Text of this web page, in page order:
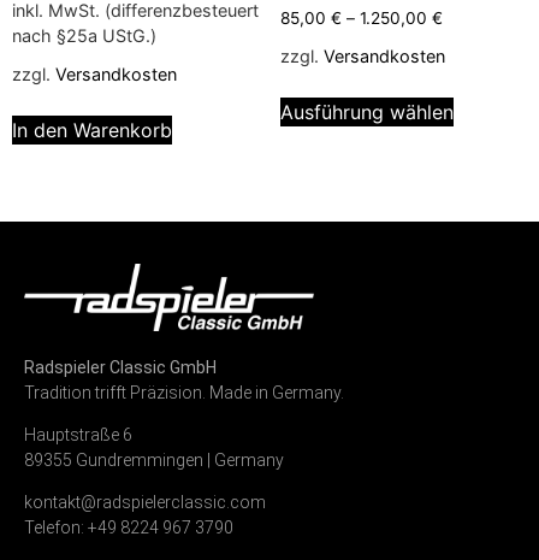
inkl. MwSt. (differenzbesteuert
nach §25a UStG.)
zzgl. Versandkosten
In den Warenkorb
85,00 € – 1.250,00 €
zzgl. Versandkosten
Ausführung wählen
Radspieler Classic GmbH
Tradition trifft Präzision. Made in Germany.
Hauptstraße 6
89355 Gundremmingen | Germany
kontakt@radspielerclassic.com
Telefon: +49 8224 967 3790